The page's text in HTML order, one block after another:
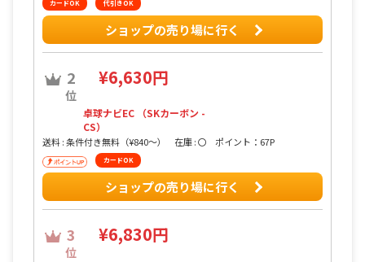
カードOK 代引きOK
ショップの売り場に行く
2
位
¥6,630円
卓球ナビEC （SKカーボン -
CS）
送料 : 条件付き無料（¥840〜） 在庫 : 〇 ポイント：67P
カードOK
ショップの売り場に行く
3
位
¥6,830円